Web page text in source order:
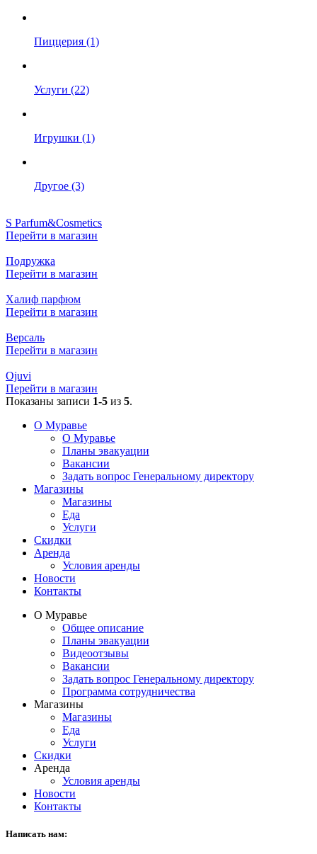
Пиццерия (1)
Услуги (22)
Игрушки (1)
Другое (3)
S Parfum&Cosmetics
Перейти в магазин
Подружка
Перейти в магазин
Халиф парфюм
Перейти в магазин
Версаль
Перейти в магазин
Ojuvi
Перейти в магазин
Показаны записи 1-5 из 5.
О Муравье
О Муравье
Планы эвакуации
Вакансии
Задать вопрос Генеральному директору
Магазины
Магазины
Еда
Услуги
Скидки
Аренда
Условия аренды
Новости
Контакты
О Муравье
Общее описание
Планы эвакуации
Видеоотзывы
Вакансии
Задать вопрос Генеральному директору
Программа сотрудничества
Магазины
Магазины
Еда
Услуги
Скидки
Аренда
Условия аренды
Новости
Контакты
Написать нам: